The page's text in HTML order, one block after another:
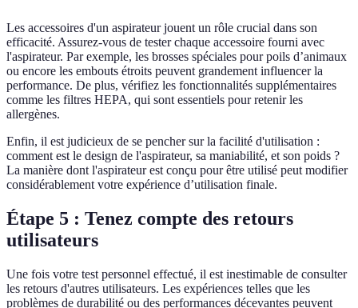
Les accessoires d'un aspirateur jouent un rôle crucial dans son
efficacité. Assurez-vous de tester chaque accessoire fourni avec
l'aspirateur. Par exemple, les brosses spéciales pour poils d’animaux
ou encore les embouts étroits peuvent grandement influencer la
performance. De plus, vérifiez les fonctionnalités supplémentaires
comme les filtres HEPA, qui sont essentiels pour retenir les
allergènes.
Enfin, il est judicieux de se pencher sur la facilité d'utilisation :
comment est le design de l'aspirateur, sa maniabilité, et son poids ?
La manière dont l'aspirateur est conçu pour être utilisé peut modifier
considérablement votre expérience d’utilisation finale.
Étape 5 : Tenez compte des retours
utilisateurs
Une fois votre test personnel effectué, il est inestimable de consulter
les retours d'autres utilisateurs. Les expériences telles que les
problèmes de durabilité ou des performances décevantes peuvent